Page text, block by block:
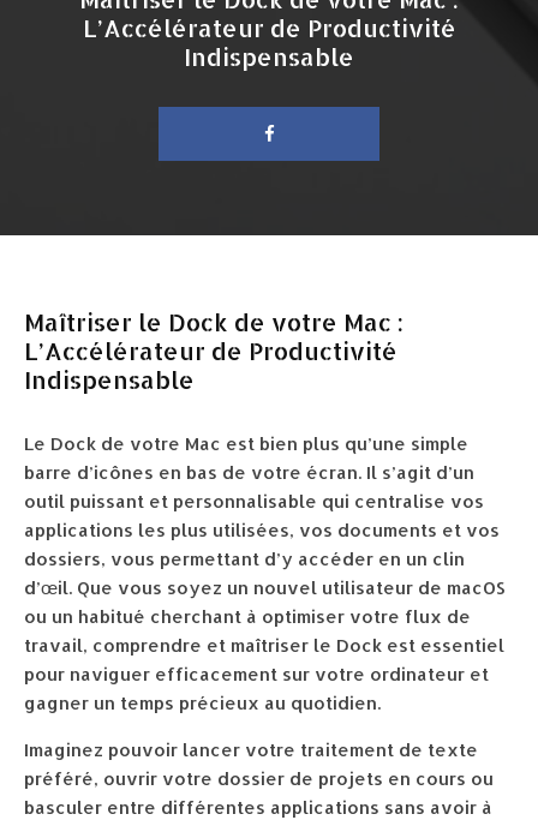
L’Accélérateur de Productivité
Indispensable
Maîtriser le Dock de votre Mac :
L’Accélérateur de Productivité
Indispensable
Le Dock de votre Mac est bien plus qu’une simple
barre d’icônes en bas de votre écran. Il s’agit d’un
outil puissant et personnalisable qui centralise vos
applications les plus utilisées, vos documents et vos
dossiers, vous permettant d’y accéder en un clin
d’œil. Que vous soyez un nouvel utilisateur de macOS
ou un habitué cherchant à optimiser votre flux de
travail, comprendre et maîtriser le Dock est essentiel
pour naviguer efficacement sur votre ordinateur et
gagner un temps précieux au quotidien.
Imaginez pouvoir lancer votre traitement de texte
préféré, ouvrir votre dossier de projets en cours ou
basculer entre différentes applications sans avoir à